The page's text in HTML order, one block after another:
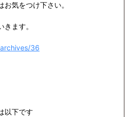
気をつけ下さい。
ます。
36
以下です